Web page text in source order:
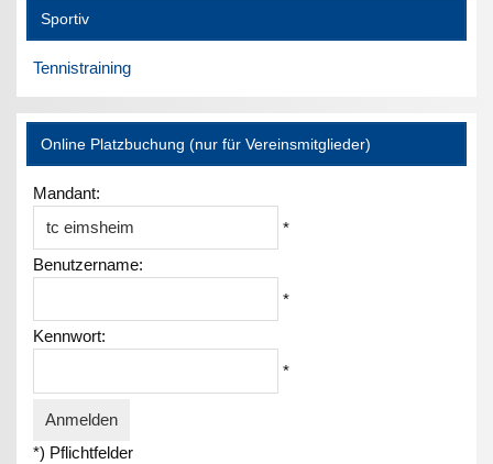
Sportiv
Tennistraining
Online Platzbuchung (nur für Vereinsmitglieder)
Mandant:
*
Benutzername:
*
Kennwort:
*
*) Pflichtfelder